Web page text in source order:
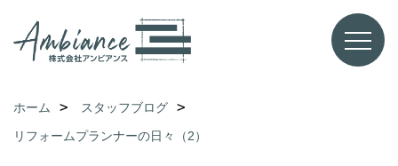
ホーム
スタッフブログ
リフォームプランナーの日々（2）